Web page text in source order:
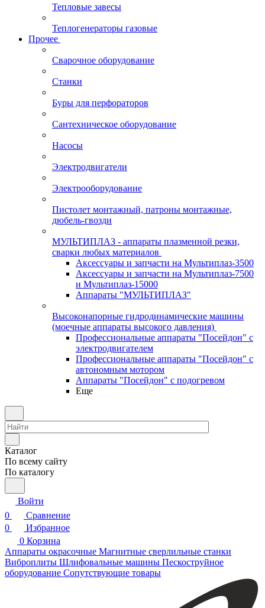
Тепловые завесы
Теплогенераторы газовые
Прочее
Сварочное оборудование
Станки
Буры для перфораторов
Сантехническое оборудование
Насосы
Электродвигатели
Электрооборудование
Пистолет монтажный, патроны монтажные,
дюбель-гвозди
МУЛЬТИПЛАЗ - аппараты плазменной резки,
сварки любых материалов
Аксессуары и запчасти на Мультиплаз-3500
Аксессуары и запчасти на Мультиплаз-7500
и Мультиплаз-15000
Аппараты "МУЛЬТИПЛАЗ"
Высоконапорные гидродинамические машины
(моечные аппараты высокого давления)
Профессиональные аппараты "Посейдон" с
электродвигателем
Профессиональные аппараты "Посейдон" с
автономным мотором
Аппараты "Посейдон" с подогревом
Еще
Каталог
По всему сайту
По каталогу
Войти
0
Сравнение
0
Избранное
0 Корзина
Аппараты окрасочные Магнитные сверлильные станки
Виброплиты Шлифовальные машины Пескоструйное
оборудование Сопутствующие товары